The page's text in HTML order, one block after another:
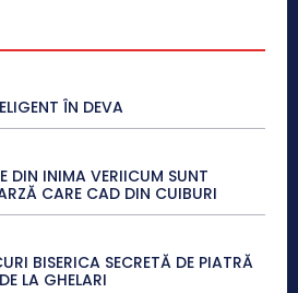
ÎN DEVA
DIN INIMA VERIICUM SUNT
CARE CAD DIN CUIBURI
BISERICA SECRETĂ DE PIATRĂ
LA GHELARI